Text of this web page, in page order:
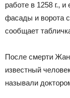
работе в 1258 г.,
фасады и ворота
сообщает
После смерти
известный
называли